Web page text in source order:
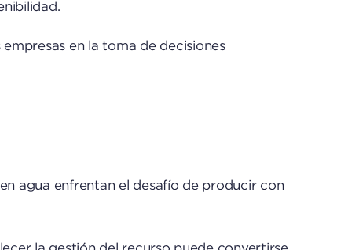
en la toma de decisiones
agua enfrentan el desafío de producir con